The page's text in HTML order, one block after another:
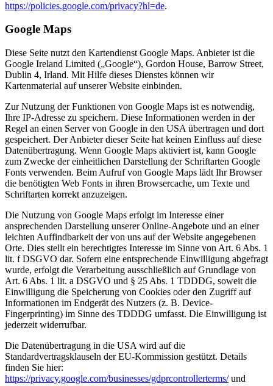
https://policies.google.com/privacy?hl=de.
Google Maps
Diese Seite nutzt den Kartendienst Google Maps. Anbieter ist die
Google Ireland Limited („Google“), Gordon House, Barrow Street,
Dublin 4, Irland. Mit Hilfe dieses Dienstes können wir
Kartenmaterial auf unserer Website einbinden.
Zur Nutzung der Funktionen von Google Maps ist es notwendig,
Ihre IP-Adresse zu speichern. Diese Informationen werden in der
Regel an einen Server von Google in den USA übertragen und dort
gespeichert. Der Anbieter dieser Seite hat keinen Einfluss auf diese
Datenübertragung. Wenn Google Maps aktiviert ist, kann Google
zum Zwecke der einheitlichen Darstellung der Schriftarten Google
Fonts verwenden. Beim Aufruf von Google Maps lädt Ihr Browser
die benötigten Web Fonts in ihren Browsercache, um Texte und
Schriftarten korrekt anzuzeigen.
Die Nutzung von Google Maps erfolgt im Interesse einer
ansprechenden Darstellung unserer Online-Angebote und an einer
leichten Auffindbarkeit der von uns auf der Website angegebenen
Orte. Dies stellt ein berechtigtes Interesse im Sinne von Art. 6 Abs. 1
lit. f DSGVO dar. Sofern eine entsprechende Einwilligung abgefragt
wurde, erfolgt die Verarbeitung ausschließlich auf Grundlage von
Art. 6 Abs. 1 lit. a DSGVO und § 25 Abs. 1 TDDDG, soweit die
Einwilligung die Speicherung von Cookies oder den Zugriff auf
Informationen im Endgerät des Nutzers (z. B. Device-
Fingerprinting) im Sinne des TDDDG umfasst. Die Einwilligung ist
jederzeit widerrufbar.
Die Datenübertragung in die USA wird auf die
Standardvertragsklauseln der EU-Kommission gestützt. Details
finden Sie hier:
https://privacy.google.com/businesses/gdprcontrollerterms/und